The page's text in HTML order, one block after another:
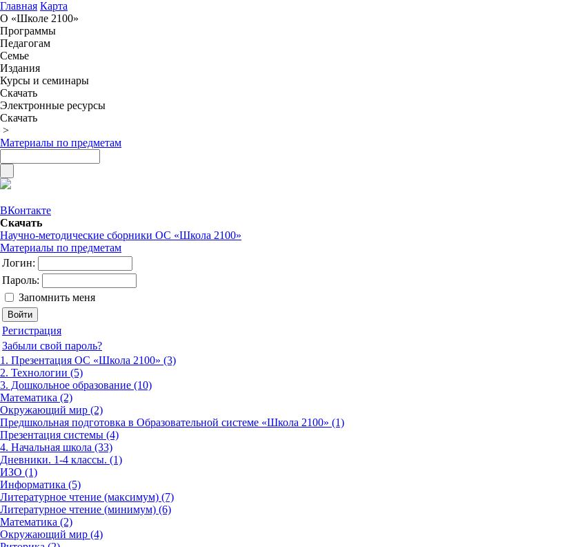
Главная Карта
О «Школе 2100»
Программы
Педагогам
Семье
Издания
Курсы и семинары
Скачать
Электронные ресурсы
Скачать
>
Материалы по предметам
ВКонтакте
Скачать
Научно-методические сборники ОС «Школа 2100»
Материалы по предметам
Логин:
Пароль:
Запомнить меня
Регистрация
Забыли свой пароль?
1. Презентация ОС «Школа 2100» (3)
2. Технологии (5)
3. Дошкольное образование (10)
Математика (2)
Окружающий мир (2)
Предшкольная подготовка в Образовательной системе «Школа 2100» (1)
Презентация системы (4)
4. Начальная школа (33)
Дневники. 1-4 классы. (1)
ИЗО (1)
Информатика (5)
Литературное чтение (максимум) (7)
Литературное чтение (минимум) (6)
Математика (2)
Окружающий мир (4)